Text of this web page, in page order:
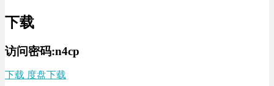
下载
访问密码:n4cp
下载 度盘下载